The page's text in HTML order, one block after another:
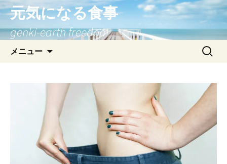
元気になる食事
genki-earth freedom
メニュー
ン
へ
ス
ッ
プ
検
索: